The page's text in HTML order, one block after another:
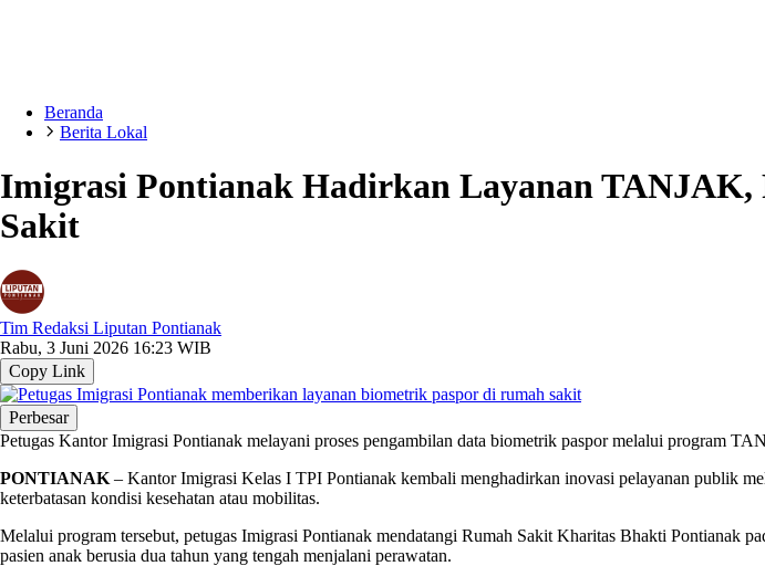
Beranda
Berita Lokal
Imigrasi Pontianak Hadirkan Layanan TANJAK,
Sakit
Tim Redaksi Liputan Pontianak
Rabu, 3 Juni 2026 16:23 WIB
Copy Link
Perbesar
Petugas Kantor Imigrasi Pontianak melayani proses pengambilan data biometrik paspor melalui program
PONTIANAK – Kantor Imigrasi Kelas I TPI Pontianak kembali menghadirkan inovasi pelayanan publik
keterbatasan kondisi kesehatan atau mobilitas.
Melalui program tersebut, petugas Imigrasi Pontianak mendatangi Rumah Sakit Kharitas Bhakti Pontianak
pasien anak berusia dua tahun yang tengah menjalani perawatan.